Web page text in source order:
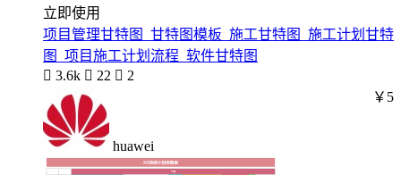
立即使用
项目管理甘特图_甘特图模板_施工甘特图_施工计划甘特
图_项目施工计划流程_软件甘特图
 3.6k  22  2
huawei
￥5